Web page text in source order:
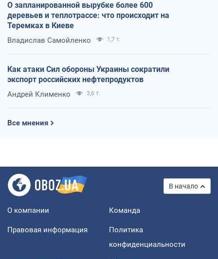
О запланированной вырубке более 600
деревьев и теплотрассе: что происходит на
Теремках в Киеве
Владислав Самойленко 1,7 т.
Как атаки Сил обороны Украины сократили
экспорт российских нефтепродуктов
Андрей Клименко 3,6 т.
Все мнения
В начало
О компании Команда
Правовая информация
Политика
конфиденциальности